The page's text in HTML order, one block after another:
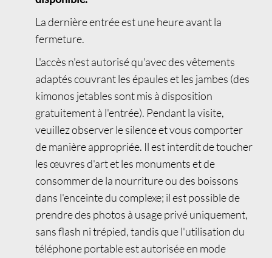
La dernière entrée est une heure avant la
fermeture.
L'accès n'est autorisé qu'avec des vêtements
adaptés couvrant les épaules et les jambes (des
kimonos jetables sont mis à disposition
gratuitement à l'entrée). Pendant la visite,
veuillez observer le silence et vous comporter
de manière appropriée. Il est interdit de toucher
les œuvres d'art et les monuments et de
consommer de la nourriture ou des boissons
dans l'enceinte du complexe; il est possible de
prendre des photos à usage privé uniquement,
sans flash ni trépied, tandis que l'utilisation du
téléphone portable est autorisée en mode